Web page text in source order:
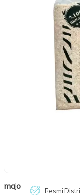
majo Resmi